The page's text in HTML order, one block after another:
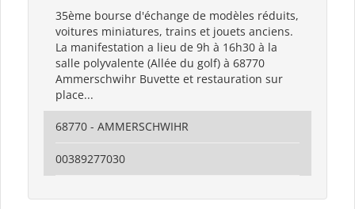
35ème bourse d'échange de modèles réduits,
voitures miniatures, trains et jouets anciens.
La manifestation a lieu de 9h à 16h30 à la
salle polyvalente (Allée du golf) à 68770
Ammerschwihr Buvette et restauration sur
place...
68770 - AMMERSCHWIHR
00389277030